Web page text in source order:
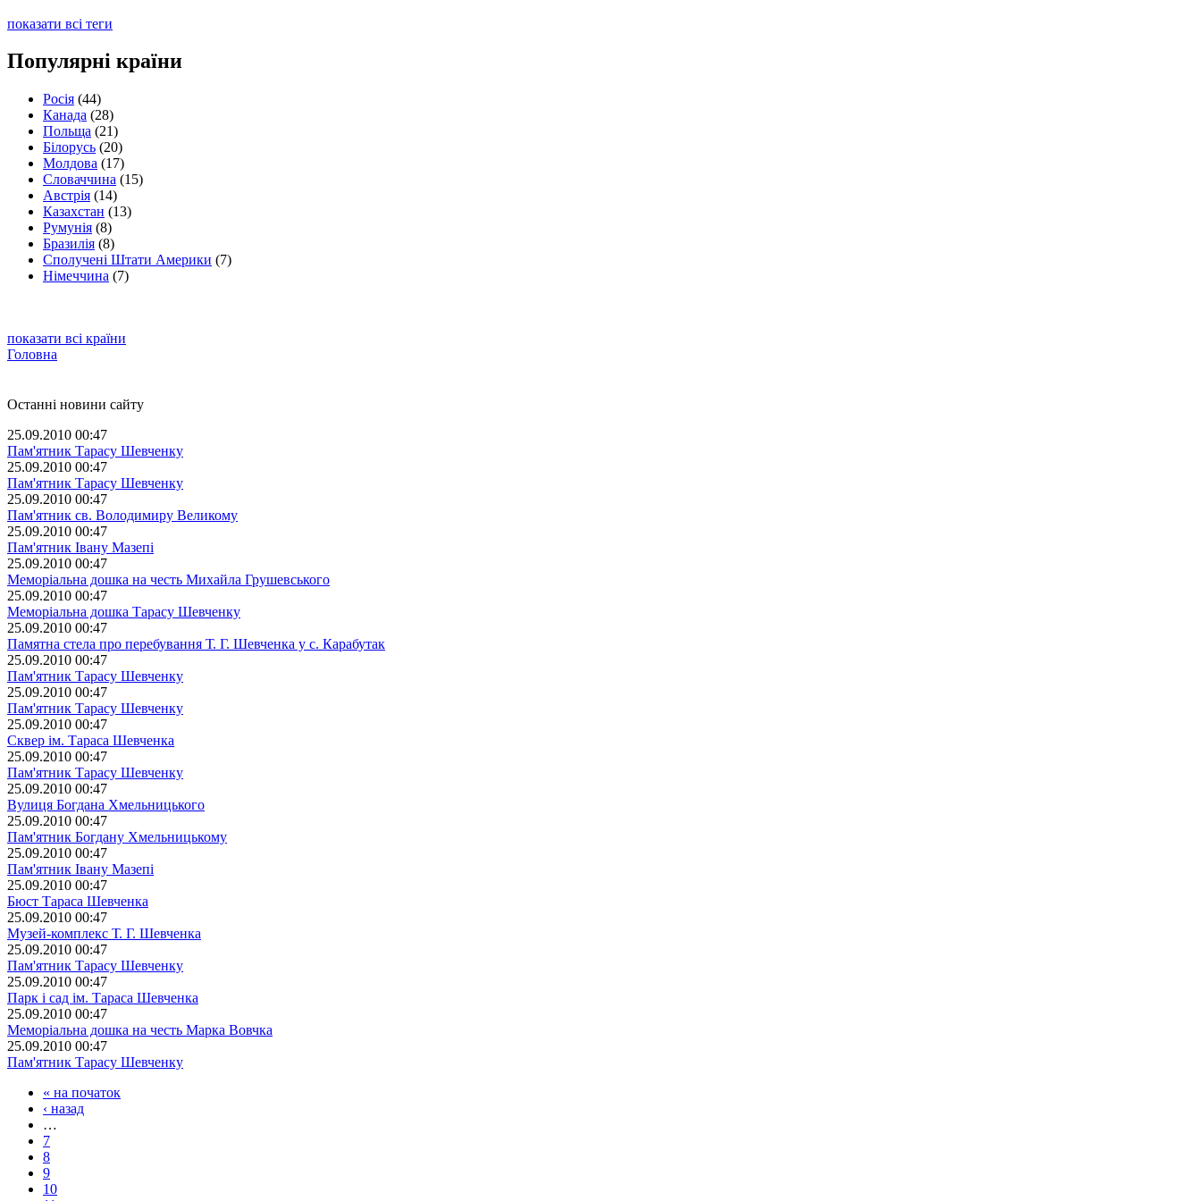
показати всі теги
Популярні країни
Росія (44)
Канада (28)
Польща (21)
Білорусь (20)
Молдова (17)
Словаччина (15)
Австрія (14)
Казахстан (13)
Румунія (8)
Бразилія (8)
Сполучені Штати Америки (7)
Німеччина (7)
показати всі країни
Головна
Останні новини сайту
25.09.2010 00:47
Пам'ятник Тарасу Шевченку
25.09.2010 00:47
Пам'ятник Тарасу Шевченку
25.09.2010 00:47
Пам'ятник св. Володимиру Великому
25.09.2010 00:47
Пам'ятник Івану Мазепі
25.09.2010 00:47
Меморіальна дошка на честь Михайла Грушевського
25.09.2010 00:47
Меморіальна дошка Тарасу Шевченку
25.09.2010 00:47
Памятна стела про перебування Т. Г. Шевченка у с. Карабутак
25.09.2010 00:47
Пам'ятник Тарасу Шевченку
25.09.2010 00:47
Пам'ятник Тарасу Шевченку
25.09.2010 00:47
Сквер ім. Тараса Шевченка
25.09.2010 00:47
Пам'ятник Тарасу Шевченку
25.09.2010 00:47
Вулиця Богдана Хмельницького
25.09.2010 00:47
Пам'ятник Богдану Хмельницькому
25.09.2010 00:47
Пам'ятник Івану Мазепі
25.09.2010 00:47
Бюст Тараса Шевченка
25.09.2010 00:47
Музей-комплекс Т. Г. Шевченка
25.09.2010 00:47
Пам'ятник Тарасу Шевченку
25.09.2010 00:47
Парк і сад ім. Тараса Шевченка
25.09.2010 00:47
Меморіальна дошка на честь Марка Вовчка
25.09.2010 00:47
Пам'ятник Тарасу Шевченку
« на початок
‹ назад
…
7
8
9
10